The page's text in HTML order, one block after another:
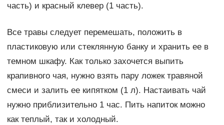
часть) и красный клевер (1 часть).
Все травы следует перемешать, положить в
пластиковую или стеклянную банку и хранить ее в
темном шкафу. Как только захочется выпить
крапивного чая, нужно взять пару ложек травяной
смеси и залить ее кипятком (1 л). Настаивать чай
нужно приблизительно 1 час. Пить напиток можно
как теплый, так и холодный.